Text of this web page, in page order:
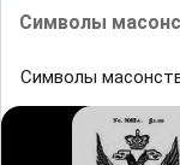
Символы
Символы